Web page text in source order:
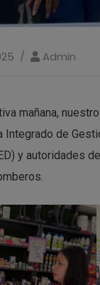
Admin
mañana,
de
y autoridades